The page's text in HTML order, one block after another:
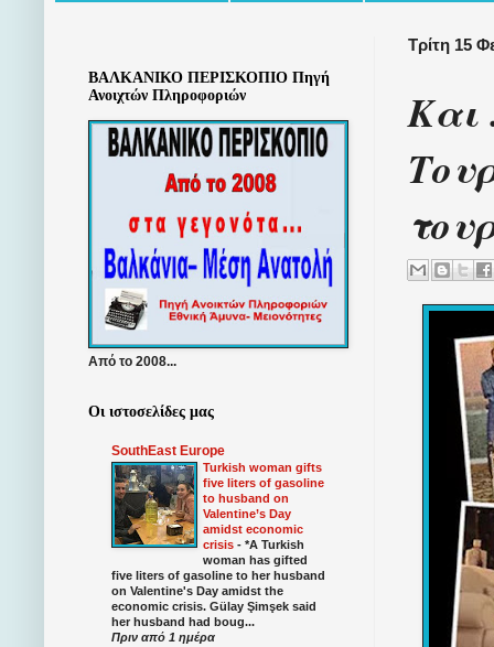
Τρίτη 15
Και
ΒΑΛΚΑΝΙΚΟ ΠΕΡΙΣΚΟΠΙΟ Πηγή
Ανοιχτών Πληροφοριών
Από το 2008...
Οι ιστοσελίδες μας
SouthEast Europe
Turkish woman gifts
five liters of gasoline
to husband on
Valentine’s Day
amidst economic
crisis - *A Turkish
woman has gifted
five liters of gasoline to her husband
on Valentine's Day amidst the
economic crisis. Gülay Şimşek said
her husband had boug...
Πριν από 1 ημέρα